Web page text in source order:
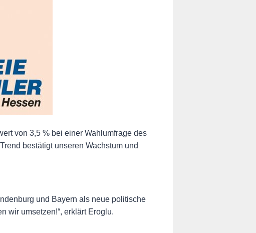
von 3,5 % bei einer Wahlumfrage des
bestätigt unseren Wachstum und
und Bayern als neue politische
wir umsetzen!“, erklärt Eroglu.